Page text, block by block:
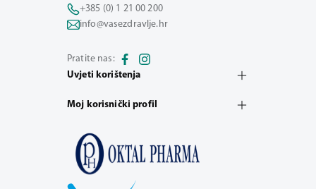
+385 (0) 1 21 00 200
info@vasezdravlje.hr
Pratite nas:
Uvjeti korištenja
Moj korisnički profil